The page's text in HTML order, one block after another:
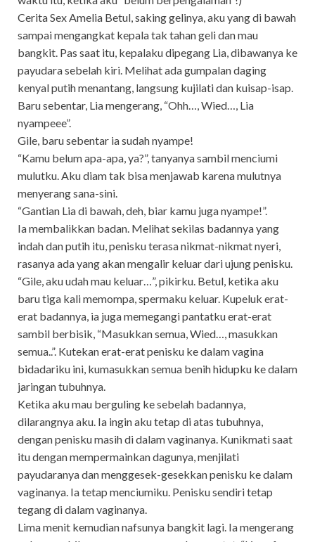
Cerita Sex Amelia Betul, saking gelinya, aku yang di bawah
sampai mengangkat kepala tak tahan geli dan mau
bangkit. Pas saat itu, kepalaku dipegang Lia, dibawanya ke
payudara sebelah kiri. Melihat ada gumpalan daging
kenyal putih menantang, langsung kujilati dan kuisap-isap.
Baru sebentar, Lia mengerang, “Ohh…, Wied…, Lia
nyampeee”.
Gile, baru sebentar ia sudah nyampe!
“Kamu belum apa-apa, ya?”, tanyanya sambil menciumi
mulutku. Aku diam tak bisa menjawab karena mulutnya
menyerang sana-sini.
“Gantian Lia di bawah, deh, biar kamu juga nyampe!”.
Ia membalikkan badan. Melihat sekilas badannya yang
indah dan putih itu, penisku terasa nikmat-nikmat nyeri,
rasanya ada yang akan mengalir keluar dari ujung penisku.
“Gile, aku udah mau keluar…”, pikirku. Betul, ketika aku
baru tiga kali memompa, spermaku keluar. Kupeluk erat-
erat badannya, ia juga memegangi pantatku erat-erat
sambil berbisik, “Masukkan semua, Wied…, masukkan
semua..”. Kutekan erat-erat penisku ke dalam vagina
bidadariku ini, kumasukkan semua benih hidupku ke dalam
jaringan tubuhnya.
Ketika aku mau berguling ke sebelah badannya,
dilarangnya aku. Ia ingin aku tetap di atas tubuhnya,
dengan penisku masih di dalam vaginanya. Kunikmati saat
itu dengan mempermainkan dagunya, menjilati
payudaranya dan menggesek-gesekkan penisku ke dalam
vaginanya. Ia tetap menciumiku. Penisku sendiri tetap
tegang di dalam vaginanya.
Lima menit kemudian nafsunya bangkit lagi. Ia mengerang